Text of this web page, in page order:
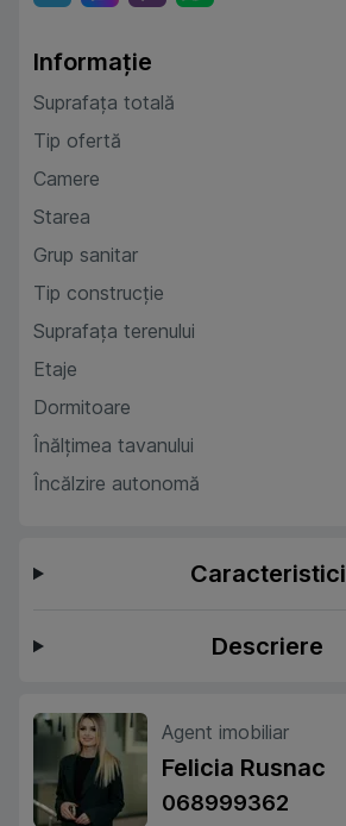
Informație
Suprafața totală
Tip ofertă
Camere
Starea
Grup sanitar
Tip construcție
Suprafaţa terenului
Etaje
Dormitoare
Înălțimea tavanului
Încălzire autonomă
Caracteristici
Descriere
Agent imobiliar
Felicia Rusnac
068999362